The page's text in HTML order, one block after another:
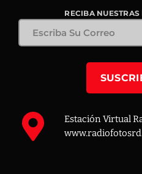
RECIBA
Estación Virtual